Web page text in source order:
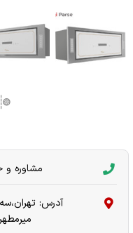
مشاوره و خرید
آدرس: